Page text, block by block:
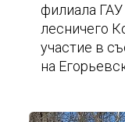
филиала
лесничего
участие в
на